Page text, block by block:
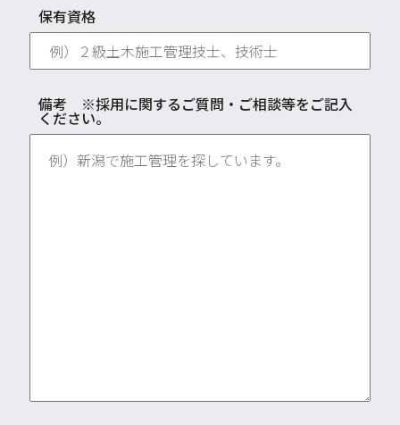
保有資格
備考 ※採用に関するご質問・ご相談等をご記入
ください。